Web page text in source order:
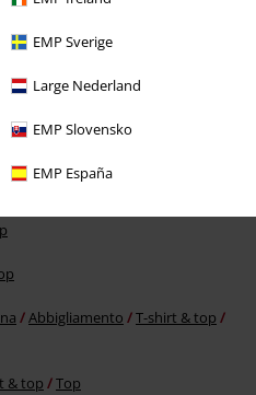
EMP Sverige
Large Nederland
EMP Slovensko
EMP España
top
Abbigliamento
T-shirt & top
& top Top